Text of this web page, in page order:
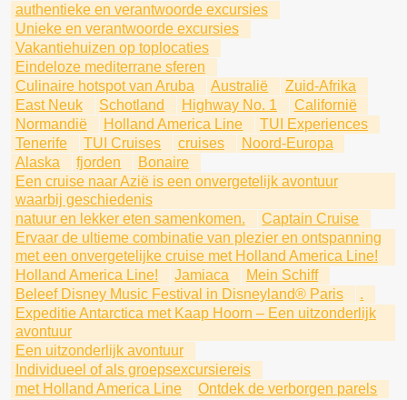
authentieke en verantwoorde excursies
Unieke en verantwoorde excursies
Vakantiehuizen op toplocaties
Eindeloze mediterrane sferen
Culinaire hotspot van Aruba
Australië
Zuid-Afrika
East Neuk
Schotland Highway No. 1
Californië
Normandië
Holland America Line
TUI Experiences
Tenerife
TUI Cruises cruises
Noord-Europa
Alaska
fjorden
Bonaire
Een cruise naar Azië is een onvergetelijk avontuur
waarbij geschiedenis
natuur en lekker eten samenkomen.
Captain Cruise
Ervaar de ultieme combinatie van plezier en ontspanning
met een onvergetelijke cruise met Holland America Line!
Holland America Line!
Jamiaca
Mein Schiff
Beleef Disney Music Festival in Disneyland® Paris
.
Expeditie Antarctica met Kaap Hoorn – Een uitzonderlijk
avontuur
Een uitzonderlijk avontuur
Individueel of als groepsexcursiereis
met Holland America Line
Ontdek de verborgen parels